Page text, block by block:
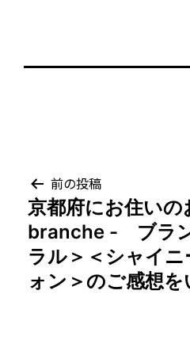
投
稿
ナ
ビ
前の投稿
京都府にお住いの
branche - ブラ
ラル＞＜シャイ
ォン＞のご感想